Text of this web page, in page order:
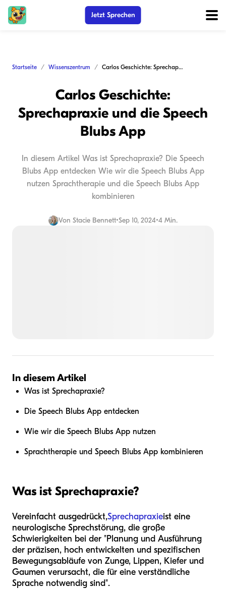
Jetzt Sprechen
Startseite Wissenszentrum Carlos Geschichte: Sprechapraxie und die Speech Blubs App
Carlos Geschichte:
Sprechapraxie und die Speech
Blubs App
In diesem Artikel Was ist Sprechapraxie? Die Speech
Blubs App entdecken Wie wir die Speech Blubs App
nutzen Sprachtherapie und die Speech Blubs App
kombinieren
Von Stacie Bennett•Sep 10, 2024•4 Min.
In diesem Artikel
Was ist Sprechapraxie?
Die Speech Blubs App entdecken
Wie wir die Speech Blubs App nutzen
Sprachtherapie und Speech Blubs App kombinieren
Was ist Sprechapraxie?
Vereinfacht ausgedrückt,Sprechapraxieist eine
neurologische Sprechstörung, die große
Schwierigkeiten bei der "Planung und Ausführung
der präzisen, hoch entwickelten und spezifischen
Bewegungsabläufe von Zunge, Lippen, Kiefer und
Gaumen verursacht, die für eine verständliche
Sprache notwendig sind".